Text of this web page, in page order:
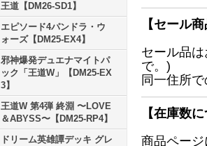
王道【DM26-SD1】
エピソード4パンドラ・ウ
ォーズ【DM25-EX4】
邪神爆発デュエナマイトパ
ック「王道W」【DM25-EX
3】
王道W 第4弾 終淵 〜LOVE
＆ABYSS〜【DM25-RP4】
ドリーム英雄譚デッキ グレ
【セール
セール品
で。)
同一住所
【在庫数に
商品ペー